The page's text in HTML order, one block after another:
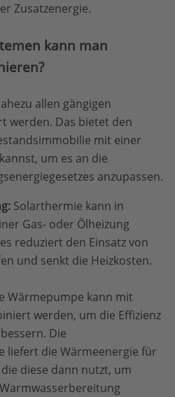
Zusatzenergie.
kann man
allen gängigen
werden. Das bietet den
mit einer
um es an die
anzupassen.
Solarthermie kann in
Gas- oder Ölheizung
reduziert den Einsatz von
und senkt die Heizkosten.
Wärmepumpe kann mit
werden, um die Effizienz
Die
liefert die Wärmeenergie für
diese dann nutzt, um